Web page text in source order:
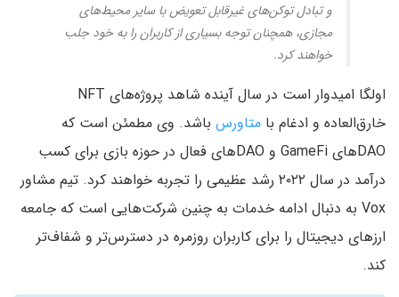
و تبادل توکن‌های غیرقابل تعویض با سایر محیط‌های
مجازی، همچنان توجه بسیاری از کاربران را به خود جلب
خواهند کرد.
اولگا امیدوار است در سال آینده شاهد پروژه‌های NFT
خارق‌العاده و ادغام با متاورس باشد. وی مطمئن است که
DAOهای GameFi و DAOهای فعال در حوزه بازی برای کسب
درآمد در سال ۲۰۲۲ رشد عظیمی را تجربه خواهند کرد. تیم مشاور
Vox به دنبال ادامه خدمات به چنین شرکت‌هایی است که جامعه
ارزهای دیجیتال را برای کاربران روزمره در دسترس‌تر و شفاف‌تر
کند.